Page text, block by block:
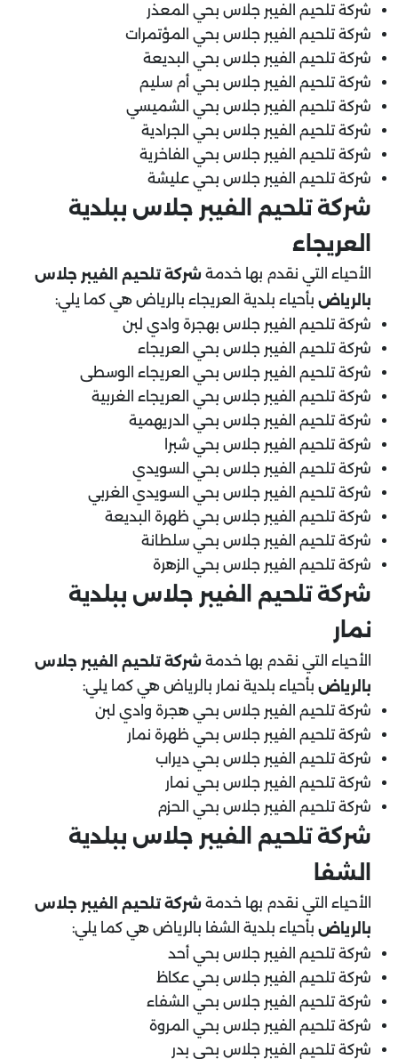
شركة تلحيم الفيبر جلاس بحي المعذر
شركة تلحيم الفيبر جلاس بحي المؤتمرات
شركة تلحيم الفيبر جلاس بحي البديعة
شركة تلحيم الفيبر جلاس بحي أم سليم
شركة تلحيم الفيبر جلاس بحي الشميسي
شركة تلحيم الفيبر جلاس بحي الجرادية
شركة تلحيم الفيبر جلاس بحي الفاخرية
شركة تلحيم الفيبر جلاس بحي عليشة
شركة تلحيم الفيبر جلاس ببلدية
العريجاء
الأحياء التي نقدم بها خدمة شركة تلحيم الفيبر جلاس
بالرياض بأحياء بلدية العريجاء بالرياض هي كما يلي:
شركة تلحيم الفيبر جلاس بهجرة وادي لبن
شركة تلحيم الفيبر جلاس بحي العريجاء
شركة تلحيم الفيبر جلاس بحي العريجاء الوسطى
شركة تلحيم الفيبر جلاس بحي العريجاء الغربية
شركة تلحيم الفيبر جلاس بحي الدريهمية
شركة تلحيم الفيبر جلاس بحي شبرا
شركة تلحيم الفيبر جلاس بحي السويدي
شركة تلحيم الفيبر جلاس بحي السويدي الغربي
شركة تلحيم الفيبر جلاس بحي ظهرة البديعة
شركة تلحيم الفيبر جلاس بحي سلطانة
شركة تلحيم الفيبر جلاس بحي الزهرة
شركة تلحيم الفيبر جلاس ببلدية
نمار
الأحياء التي نقدم بها خدمة شركة تلحيم الفيبر جلاس
بالرياض بأحياء بلدية نمار بالرياض هي كما يلي:
شركة تلحيم الفيبر جلاس بحي هجرة وادي لبن
شركة تلحيم الفيبر جلاس بحي ظهرة نمار
شركة تلحيم الفيبر جلاس بحي ديراب
شركة تلحيم الفيبر جلاس بحي نمار
شركة تلحيم الفيبر جلاس بحي الحزم
شركة تلحيم الفيبر جلاس ببلدية
الشفا
الأحياء التي نقدم بها خدمة شركة تلحيم الفيبر جلاس
بالرياض بأحياء بلدية الشفا بالرياض هي كما يلي:
شركة تلحيم الفيبر جلاس بحي أحد
شركة تلحيم الفيبر جلاس بحي عكاظ
شركة تلحيم الفيبر جلاس بحي الشفاء
شركة تلحيم الفيبر جلاس بحي المروة
شركة تلحيم الفيبر جلاس بحي بدر